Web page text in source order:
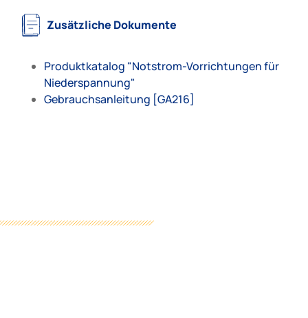
Zusätzliche Dokumente
Produktkatalog "Notstrom-Vorrichtungen für
Niederspannung"
Gebrauchsanleitung [GA216]